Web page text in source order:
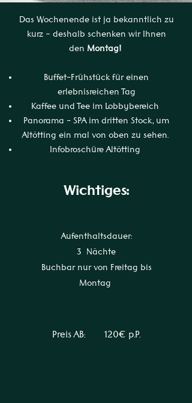
Das Wochenende ist ja bekanntlich zu
kurz – deshalb schenken wir Ihnen
den Montag!
Buffet-Frühstück für einen
erlebnisreichen Tag
Kaffee und Tee im Lobbybereich
Panorama - SPA im dritten Stock, um
Altötting ein mal von oben zu sehen.
Infobroschüre Altötting
Wichtiges:
Aufenthaltsdauer:
3 Nächte
Buchbar nur von Freitag bis
Montag
Preis AB: 120€ p.P.